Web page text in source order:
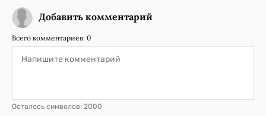
Добавить комментарий
Всего комментариев: 0
Осталось символов: 2000